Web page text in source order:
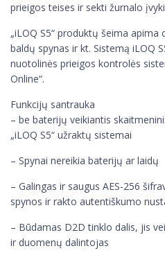
prieigos teises ir sekti žurnalo
„iLOQ S5“ produktų šeima apima
baldų spynas ir kt. Sistemą iLOQ
nuotolinės prieigos kontrolės
Online“.
Funkcijų santrauka
– be baterijų veikiantis
„iLOQ S5“ užraktų sistemai
– Spynai nereikia baterijų ar laidų
– Galingas ir saugus AES-256
spynos ir rakto autentiškumo
– Būdamas D2D tinklo dalis, jis
ir duomenų dalintojas